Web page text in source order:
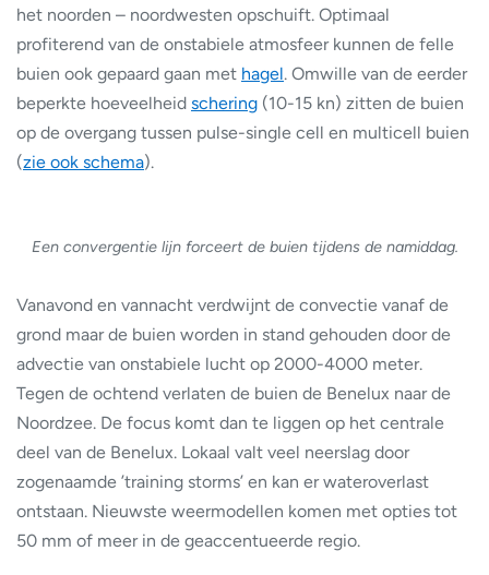
het noorden – noordwesten opschuift. Optimaal
profiterend van de onstabiele atmosfeer kunnen de felle
buien ook gepaard gaan met hagel. Omwille van de eerder
beperkte hoeveelheid schering (10-15 kn) zitten de buien
op de overgang tussen pulse-single cell en multicell buien
(zie ook schema).
Een convergentie lijn forceert de buien tijdens de namiddag.
Vanavond en vannacht verdwijnt de convectie vanaf de
grond maar de buien worden in stand gehouden door de
advectie van onstabiele lucht op 2000-4000 meter.
Tegen de ochtend verlaten de buien de Benelux naar de
Noordzee. De focus komt dan te liggen op het centrale
deel van de Benelux. Lokaal valt veel neerslag door
zogenaamde ’training storms’ en kan er wateroverlast
ontstaan. Nieuwste weermodellen komen met opties tot
50 mm of meer in de geaccentueerde regio.